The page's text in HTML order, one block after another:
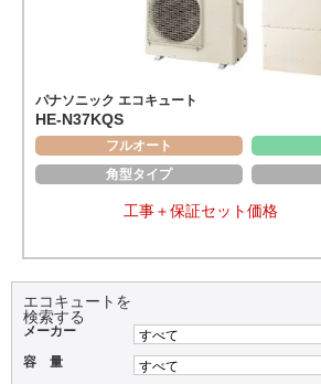
パナソニック エコキュート
HE-N37KQS
フルオート
角型タイプ
工事＋保証セット価格
エコキュートを
検索する
メーカー
容 量